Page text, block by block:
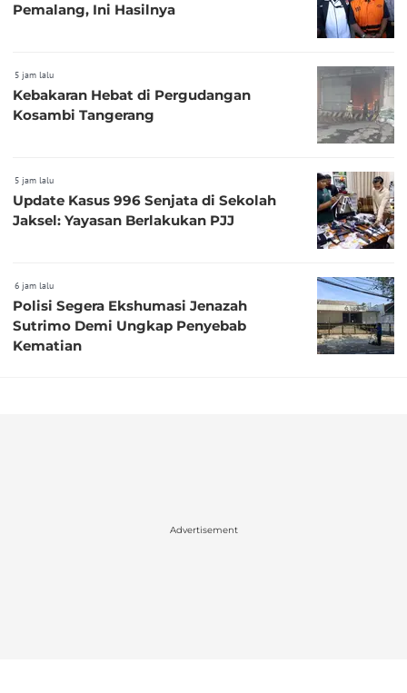
Pemalang, Ini Hasilnya
5 jam lalu
Kebakaran Hebat di Pergudangan
Kosambi Tangerang
5 jam lalu
Update Kasus 996 Senjata di Sekolah
Jaksel: Yayasan Berlakukan PJJ
6 jam lalu
Polisi Segera Ekshumasi Jenazah
Sutrimo Demi Ungkap Penyebab
Kematian
Advertisement